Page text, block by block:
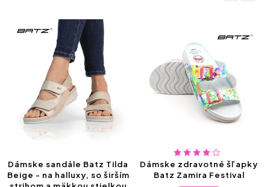
Tilda
širším
Dámske zdravotné šľapky
Batz Zamira Festival
Pánske kožené
Zeusz Green –